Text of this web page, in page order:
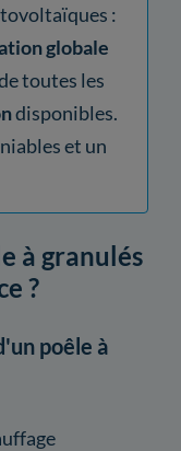
:
globale
toutes les
disponibles.
et un
à granulés
?
poêle à